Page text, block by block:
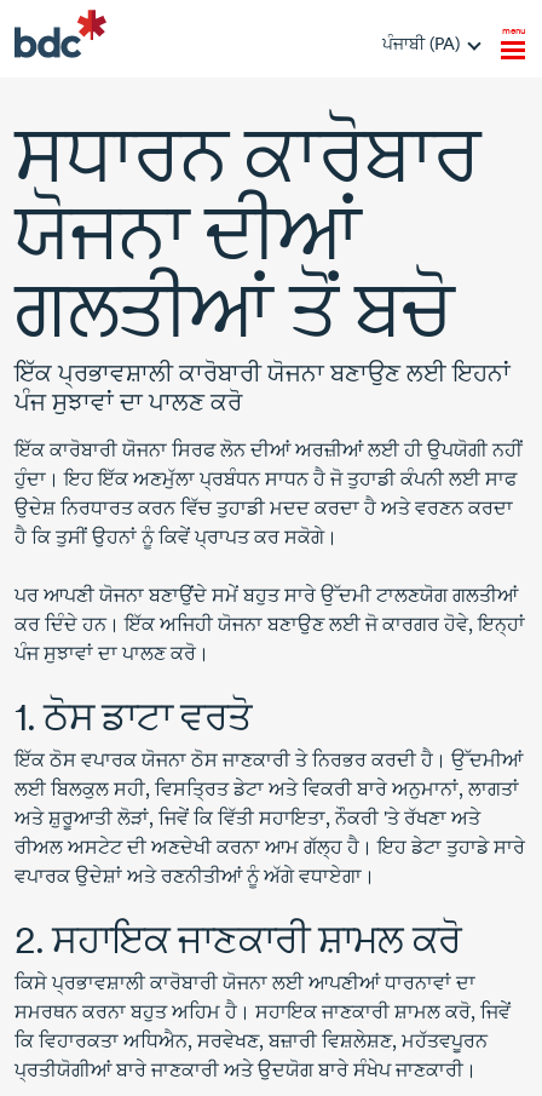
ਪੰਜਾਬੀ (PA)
menu
ਸਧਾਰਨ ਕਾਰੋਬਾਰ
ਯੋਜਨਾ ਦੀਆਂ
ਗਲਤੀਆਂ ਤੋਂ ਬਚੋ
ਇੱਕ ਪ੍ਰਭਾਵਸ਼ਾਲੀ ਕਾਰੋਬਾਰੀ ਯੋਜਨਾ ਬਣਾਉਣ ਲਈ ਇਹਨਾਂ
ਪੰਜ ਸੁਝਾਵਾਂ ਦਾ ਪਾਲਣ ਕਰੋ
ਇੱਕ ਕਾਰੋਬਾਰੀ ਯੋਜਨਾ ਸਿਰਫ ਲੋਨ ਦੀਆਂ ਅਰਜ਼ੀਆਂ ਲਈ ਹੀ ਉਪਯੋਗੀ ਨਹੀਂ
ਹੁੰਦਾ। ਇਹ ਇੱਕ ਅਣਮੁੱਲਾ ਪ੍ਰਬੰਧਨ ਸਾਧਨ ਹੈ ਜੋ ਤੁਹਾਡੀ ਕੰਪਨੀ ਲਈ ਸਾਫ
ਉਦੇਸ਼ ਨਿਰਧਾਰਤ ਕਰਨ ਵਿੱਚ ਤੁਹਾਡੀ ਮਦਦ ਕਰਦਾ ਹੈ ਅਤੇ ਵਰਣਨ ਕਰਦਾ
ਹੈ ਕਿ ਤੁਸੀਂ ਉਹਨਾਂ ਨੂੰ ਕਿਵੇਂ ਪ੍ਰਾਪਤ ਕਰ ਸਕੋਗੇ।
ਪਰ ਆਪਣੀ ਯੋਜਨਾ ਬਣਾਉਂਦੇ ਸਮੇਂ ਬਹੁਤ ਸਾਰੇ ਉੱਦਮੀ ਟਾਲਣਯੋਗ ਗਲਤੀਆਂ
ਕਰ ਦਿੰਦੇ ਹਨ। ਇੱਕ ਅਜਿਹੀ ਯੋਜਨਾ ਬਣਾਉਣ ਲਈ ਜੋ ਕਾਰਗਰ ਹੋਵੇ, ਇਨ੍ਹਾਂ
ਪੰਜ ਸੁਝਾਵਾਂ ਦਾ ਪਾਲਣ ਕਰੋ।
1. ਠੋਸ ਡਾਟਾ ਵਰਤੋ
ਇੱਕ ਠੋਸ ਵਪਾਰਕ ਯੋਜਨਾ ਠੋਸ ਜਾਣਕਾਰੀ ਤੇ ਨਿਰਭਰ ਕਰਦੀ ਹੈ। ਉੱਦਮੀਆਂ
ਲਈ ਬਿਲਕੁਲ ਸਹੀ, ਵਿਸਤ੍ਰਿਤ ਡੇਟਾ ਅਤੇ ਵਿਕਰੀ ਬਾਰੇ ਅਨੁਮਾਨਾਂ, ਲਾਗਤਾਂ
ਅਤੇ ਸ਼ੁਰੂਆਤੀ ਲੋੜਾਂ, ਜਿਵੇਂ ਕਿ ਵਿੱਤੀ ਸਹਾਇਤਾ, ਨੌਕਰੀ 'ਤੇ ਰੱਖਣਾ ਅਤੇ
ਰੀਅਲ ਅਸਟੇਟ ਦੀ ਅਣਦੇਖੀ ਕਰਨਾ ਆਮ ਗੱਲ੍ਹ ਹੈ। ਇਹ ਡੇਟਾ ਤੁਹਾਡੇ ਸਾਰੇ
ਵਪਾਰਕ ਉਦੇਸ਼ਾਂ ਅਤੇ ਰਣਨੀਤੀਆਂ ਨੂੰ ਅੱਗੇ ਵਧਾਏਗਾ।
2. ਸਹਾਇਕ ਜਾਣਕਾਰੀ ਸ਼ਾਮਲ ਕਰੋ
ਕਿਸੇ ਪ੍ਰਭਾਵਸ਼ਾਲੀ ਕਾਰੋਬਾਰੀ ਯੋਜਨਾ ਲਈ ਆਪਣੀਆਂ ਧਾਰਨਾਵਾਂ ਦਾ
ਸਮਰਥਨ ਕਰਨਾ ਬਹੁਤ ਅਹਿਮ ਹੈ। ਸਹਾਇਕ ਜਾਣਕਾਰੀ ਸ਼ਾਮਲ ਕਰੋ, ਜਿਵੇਂ
ਕਿ ਵਿਹਾਰਕਤਾ ਅਧਿਐਨ, ਸਰਵੇਖਣ, ਬਜ਼ਾਰੀ ਵਿਸ਼ਲੇਸ਼ਣ, ਮਹੱਤਵਪੂਰਨ
ਪ੍ਰਤੀਯੋਗੀਆਂ ਬਾਰੇ ਜਾਣਕਾਰੀ ਅਤੇ ਉਦਯੋਗ ਬਾਰੇ ਸੰਖੇਪ ਜਾਣਕਾਰੀ।